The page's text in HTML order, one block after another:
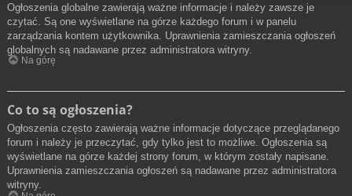
Ogłoszenia globalne zawierają ważne informacje i należy zawsze je
czytać. Są one wyświetlane na górze każdego forum i w panelu
zarządzania kontem użytkownika. Uprawnienia zamieszczania ogłoszeń
globalnych są nadawane przez administratora witryny.
Na górę
Co to są ogłoszenia?
Ogłoszenia często zawierają ważne informacje dotyczące przeglądanego
forum i należy je przeczytać, gdy tylko jest to możliwe. Ogłoszenia są
wyświetlane na górze każdej strony forum, w którym zostały napisane.
Uprawnienia zamieszczania ogłoszeń są nadawane przez administratora
witryny.